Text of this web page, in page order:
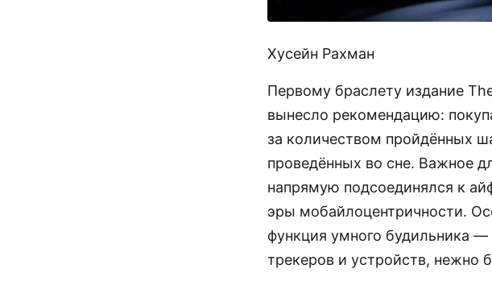
Хусейн Рахман
Первому браслету издание
вынесло рекомендацию:
за количеством пройдённых
проведённых во сне. Важное
напрямую подсоединялся к
эры мобайлоцентричности.
функция умного будильника —
трекеров и устройств, нежно